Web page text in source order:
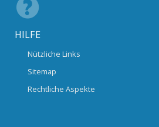
HILFE
Nützliche Links
Sitemap
Rechtliche Aspekte